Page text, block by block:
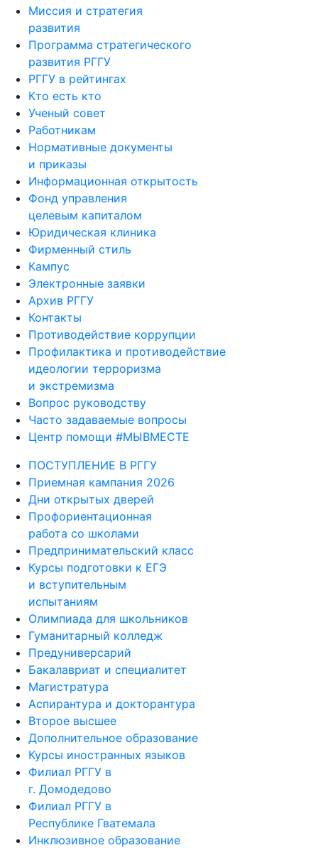
Миссия и стратегия
развития
Программа стратегического
развития РГГУ
РГГУ в рейтингах
Кто есть кто
Ученый совет
Работникам
Нормативные документы
и приказы
Информационная открытость
Фонд управления
целевым капиталом
Юридическая клиника
Фирменный стиль
Кампус
Электронные заявки
Архив РГГУ
Контакты
Противодействие коррупции
Профилактика и противодействие
идеологии терроризма
и экстремизма
Вопрос руководству
Часто задаваемые вопросы
Центр помощи #МЫВМЕСТЕ
ПОСТУПЛЕНИЕ В РГГУ
Приемная кампания 2026
Дни открытых дверей
Профориентационная
работа со школами
Предпринимательский класс
Курсы подготовки к ЕГЭ
и вступительным
испытаниям
Олимпиада для школьников
Гуманитарный колледж
Предуниверсарий
Бакалавриат и специалитет
Магистратура
Аспирантура и докторантура
Второе высшее
Дополнительное образование
Курсы иностранных языков
Филиал РГГУ в
г. Домодедово
Филиал РГГУ в
Республике Гватемала
Инклюзивное образование